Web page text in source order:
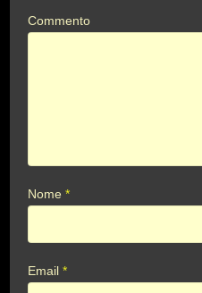
Commento
Nome*
Email*